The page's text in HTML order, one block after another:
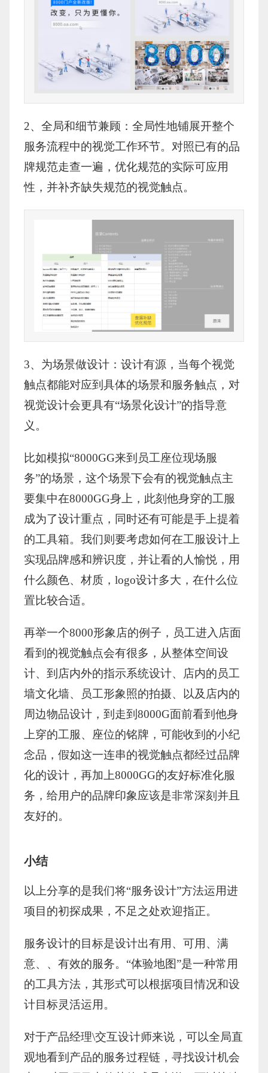
2、全局和细节兼顾：全局性地铺展开整个
服务流程中的视觉工作环节。对照已有的品
牌规范走查一遍，优化规范的实际可应用
性，并补齐缺失规范的视觉触点。
3、为场景做设计：设计有源，当每个视觉
触点都能对应到具体的场景和服务触点，对
视觉设计会更具有“场景化设计”的指导意
义。
比如模拟“8000GG来到员工座位现场服
务”的场景，这个场景下会有的视觉触点主
要集中在8000GG身上，此刻他身穿的工服
成为了设计重点，同时还有可能是手上提着
的工具箱。我们则要考虑如何在工服设计上
实现品牌感和辨识度，并让看的人愉悦，用
什么颜色、材质，logo设计多大，在什么位
置比较合适。
再举一个8000形象店的例子，员工进入店面
看到的视觉触点会有很多，从整体空间设
计、到店内外的指示系统设计、店内的员工
墙文化墙、员工形象照的拍摄、以及店内的
周边物品设计，到走到8000G面前看到他身
上穿的工服、座位的铭牌，可能收到的小纪
念品，假如这一连串的视觉触点都经过品牌
化的设计，再加上8000GG的友好标准化服
务，给用户的品牌印象应该是非常深刻并且
友好的。
小结
以上分享的是我们将“服务设计”方法运用进
项目的初探成果，不足之处欢迎指正。
服务设计的目标是设计出有用、可用、满
意、、有效的服务。“体验地图”是一种常用
的工具方法，其形式可以根据项目情况和设
计目标灵活运用。
对于产品经理\交互设计师来说，可以全局直
观地看到产品的服务过程链，寻找设计机会